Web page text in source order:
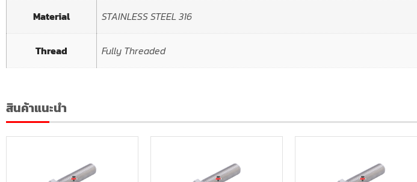
Material STAINLESS STEEL 316
Thread Fully Threaded
สินค้าแนะนำ